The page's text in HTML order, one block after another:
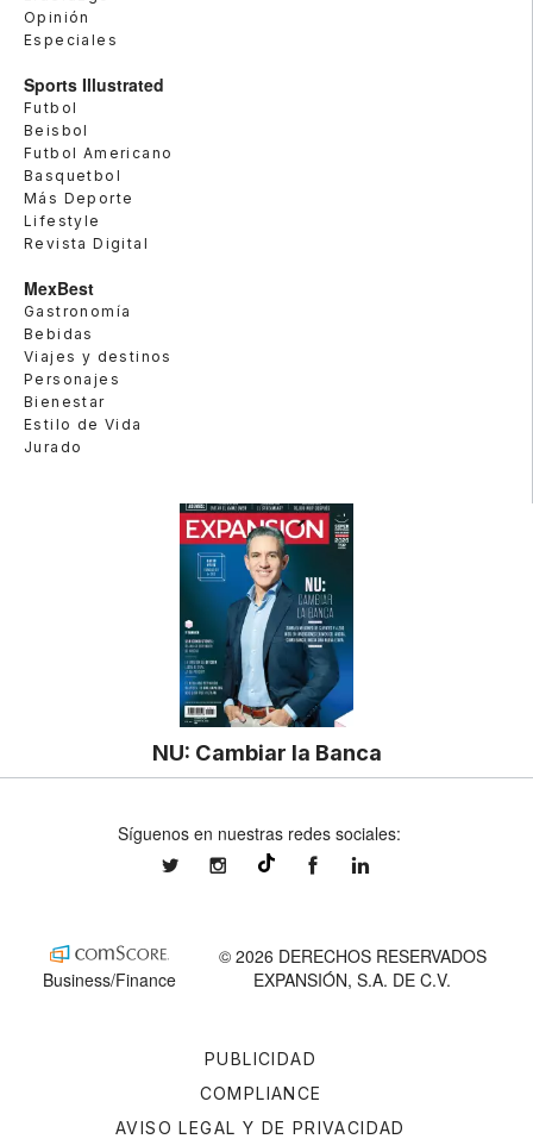
Opinión
Especiales
Sports Illustrated
Futbol
Beisbol
Futbol Americano
Basquetbol
Más Deporte
Lifestyle
Revista Digital
MexBest
Gastronomía
Bebidas
Viajes y destinos
Personajes
Bienestar
Estilo de Vida
Jurado
NU: Cambiar la Banca
PUBLICIDAD
COMPLIANCE
AVISO LEGAL Y DE PRIVACIDAD
Síguenos en nuestras redes sociales:
expansionmxexpansionmx ExpansionMex
Business/Finance
© 2026 DERECHOS RESERVADOS
EXPANSIÓN, S.A. DE C.V.